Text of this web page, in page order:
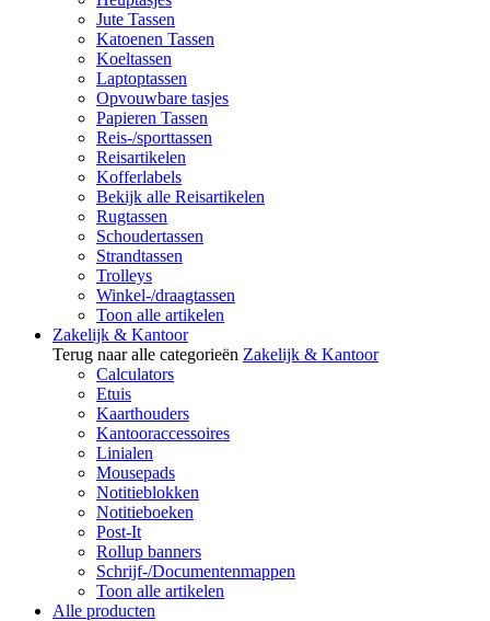
Jute Tassen
Katoenen Tassen
Koeltassen
Laptoptassen
Opvouwbare tasjes
Papieren Tassen
Reis-/sporttassen
Reisartikelen
Kofferlabels
Bekijk alle Reisartikelen
Rugtassen
Schoudertassen
Strandtassen
Trolleys
Winkel-/draagtassen
Toon alle artikelen
Zakelijk & Kantoor
Terug naar alle categorieën Zakelijk & Kantoor
Calculators
Etuis
Kaarthouders
Kantooraccessoires
Linialen
Mousepads
Notitieblokken
Notitieboeken
Post-It
Rollup banners
Schrijf-/Documentenmappen
Toon alle artikelen
Alle producten